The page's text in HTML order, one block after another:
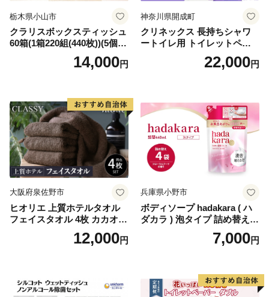
栃木県小山市
クラリスボックスティッシュ
60箱(1箱220組(440枚))(5個入
り×12セット)【1256759】
14,000円
神奈川県開成町
クリネックス 長持ちシャワ
ートイレ用 トイレットペー
パー（ダブル）64ロール(8ロ
ール×8パック) 開成町 トイレ
蓄 防災 エコ 消耗品 生活雑貨
生活用品 無香料 トイレット
ペーパー ダブル といれっと
ぺーぱー トイレ クレシア ト
イレットペーパー [BDBH002
-1]
22,000円
大阪府泉佐野市
ヒオリエ 上質ホテルタオル
フェイスタオル 4枚 カカオ
【タオル 泉州タオル 吸水 普
段使い 無地 シンプル 日用品
12,000円
兵庫県小野市
ボディソープ hadakara ( ハ
ダカラ ) 泡タイプ 詰め替え 4
40ml×4袋 ボディーソープ 泡
ボディソープ 泡 日用品 消耗
泡石鹸 石鹸 兵庫 兵庫県 小野
7,000円